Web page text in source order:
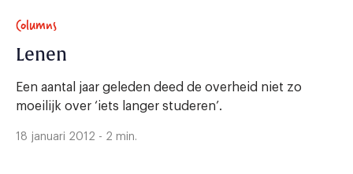
Columns
Lenen
Een aantal jaar geleden deed de overheid niet zo
moeilijk over ‘iets langer studeren’.
18 januari 2012 - 2 min.